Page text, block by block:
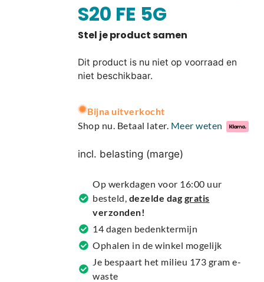
S20 FE 5G
Dit product is nu niet op voorraad en
niet beschikbaar.
A
t
e
a
v
e
:
Bijna uitverkocht
Shop nu. Betaal later. Meer weten
incl. belasting (marge)
Op werkdagen voor 16:00 uur
besteld, dezelde dag gratis
verzonden!
14 dagen bedenktermijn
Ophalen in de winkel mogelijk
Je bespaart het milieu 173 gram e-
waste